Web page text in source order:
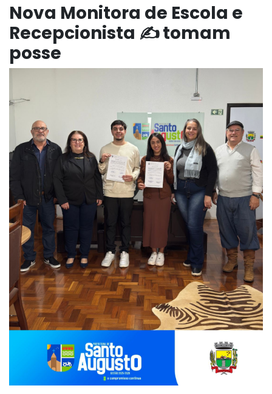
Nova Monitora de Escola e
Recepcionista ✍️ tomam
posse